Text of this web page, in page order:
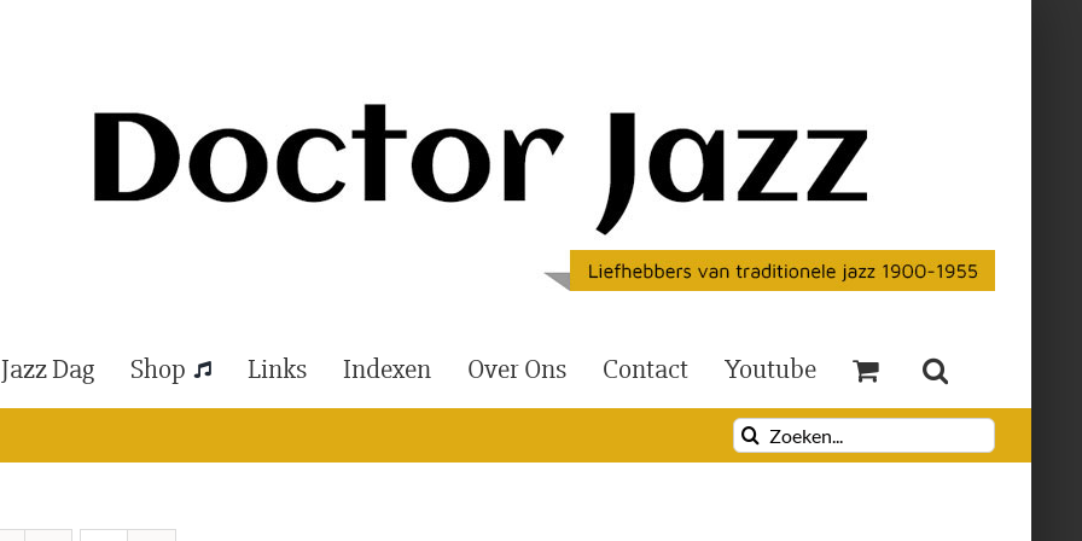
Dag Shop Links Indexen Over Ons Contact Youtube
Zoeken
naar: